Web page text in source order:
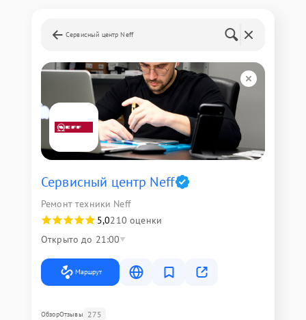
Сервисный центр Neff
Сервисный центр Neff
Ремонт техники Neff
5,0210 оценки
Открыто до 21:00
Маршрут
ОбзорОтзывы 275